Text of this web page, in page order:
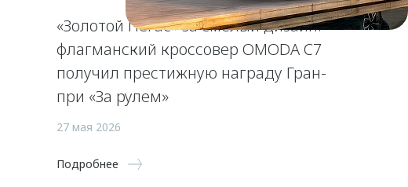
«Золотой Пегас» за смелый дизайн:
флагманский кроссовер OMODA C7
получил престижную награду Гран-
при «За рулем»
27 мая 2026
Подробнее